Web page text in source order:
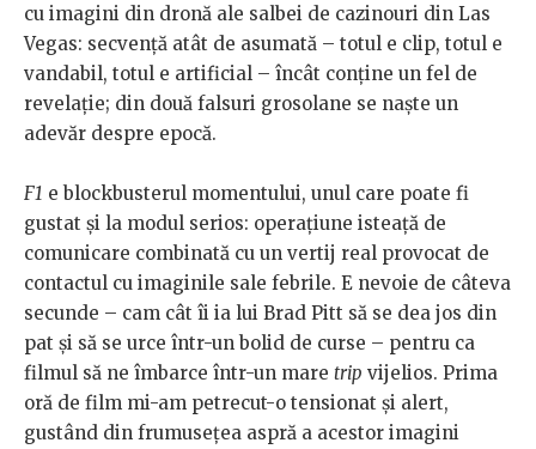
cu imagini din dronă ale salbei de cazinouri din Las
Vegas: secvență atât de asumată – totul e clip, totul e
vandabil, totul e artificial – încât conține un fel de
revelație; din două falsuri grosolane se naște un
adevăr despre epocă.
F1 e blockbusterul momentului, unul care poate fi
gustat și la modul serios: operațiune isteață de
comunicare combinată cu un vertij real provocat de
contactul cu imaginile sale febrile. E nevoie de câteva
secunde – cam cât îi ia lui Brad Pitt să se dea jos din
pat și să se urce într-un bolid de curse – pentru ca
filmul să ne îmbarce într-un mare trip vijelios. Prima
oră de film mi-am petrecut-o tensionat și alert,
gustând din frumusețea aspră a acestor imagini